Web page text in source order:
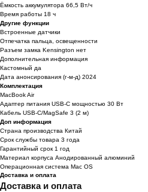
Ёмкость аккумулятора 66,5 Вт/ч
Время работы 18 ч
Другие функции
Встроенные датчики
Отпечатка пальца, освещенности
Разъем замка Kensington нет
Дополнительная информация
Кастомный да
Дата анонсирования (г-м-д) 2024
Комплектация
MacBook Air
Адаптер питания USB‑C мощностью 30 Вт
Кабель USB‑C/MagSafe 3 (2 м)
Доп информация
Страна производства Китай
Срок службы товара 3 года
Гарантийный срок 1 год
Материал корпуса Анодированный алюминий
Операционная система Mac OS
Доставка и оплата
Доставка и оплата